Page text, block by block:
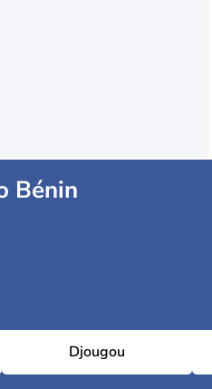
Bénin
Djougou